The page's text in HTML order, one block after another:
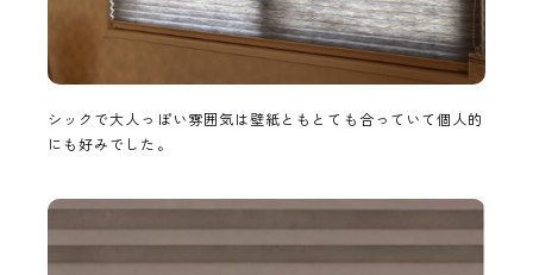
シックで大人っぽい雰囲気は壁紙ともとても合っていて個人的
にも好みでした。